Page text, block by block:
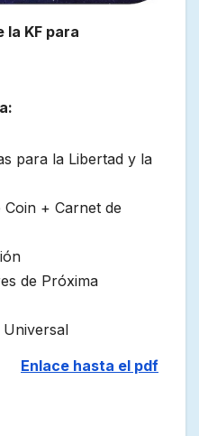
la KF para
para la Libertad y la
Coin + Carnet de
de Próxima
Universal
Enlace hasta el pdf